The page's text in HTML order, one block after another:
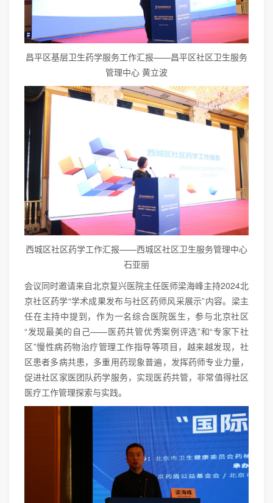
昌平区基层卫生药学服务工作汇报——昌平区社区卫生服务
管理中心 黄立波
西城区社区药学工作汇报——西城区社区卫生服务管理中心
石亚丽
会议同时邀请来自北京复兴医院主任医师梁海峰主持2024北
京社区药学“学术成果发布与社区药师风采展示”内容。梁主
任在主持中提到，作为一名综合医院医生，参与北京社区
“发现最美的自己——医药共管优秀案例评选”和“专家下社
区”慢性病药物治疗管理工作指导等项目，越来越发现，社
区患者多病共患，多重用药现象普遍，发挥药师专业力量，
促进社区家医团队药学服务，实现医药共管，非常值得社区
医疗工作管理探索与实践。